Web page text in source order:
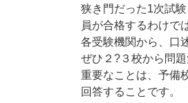
狭き門だった1次試
員が合格するわけで
各受験機関から、口
ぜひ２?３校から問
重要なことは、予備
回答することです。